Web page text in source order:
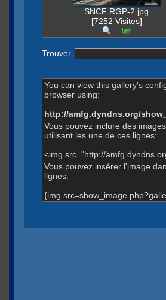
SNCF RGP-2.jpg
[7252 Visites]
Trouver
You can view this gallery's
browser using:
http://amfg.dyndns.org/
Vous pouvez inclure des
utilisant les une de ces lignes:
<img src="http://
Vous pouvez insérer l'image
lignes:
{img